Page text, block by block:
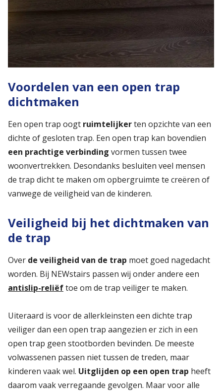
Voordelen van een open trap
dichtmaken
Een open trap oogt ruimtelijkerten opzichte van een
dichte of gesloten trap. Een open trap kan bovendien
een prachtige verbinding vormen tussen twee
woonvertrekken. Desondanks besluiten veel mensen
de trap dicht te maken om opbergruimte te creëren of
vanwege de veiligheid van de kinderen.
Veiligheid bij het dichtmaken van
de trap
Over de veiligheid van de trap moet goed nagedacht
worden. Bij NEWstairs passen wij onder andere een
antislip-reliëftoe om de trap veiliger te maken.
Uiteraard is voor de allerkleinsten een dichte trap
veiliger dan een open trap aangezien er zich in een
open trap geen stootborden bevinden. De meeste
volwassenen passen niet tussen de treden, maar
kinderen vaak wel. Uitglijden op een open trap heeft
daarom vaak verregaande gevolgen. Maar voor alle